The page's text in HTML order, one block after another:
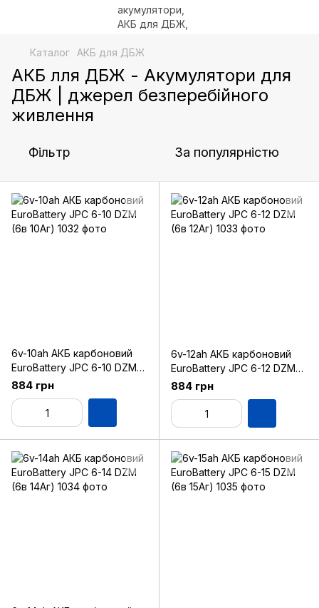
Каталог АКБ для ДБЖ
АКБ лля ДБЖ - Акумулятори для
ДБЖ | джерел безперебійного
живлення
Фільтр За популярністю
6v-10ah АКБ карбоновий
EuroBattery JPC 6-10 DZM
(6в 10Аг)
884 грн
6v-12ah АКБ карбоновий
EuroBattery JPC 6-12 DZM
(6в 12Аг)
884 грн